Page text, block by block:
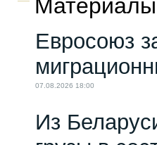
Евросоюз
07.08.2026 18:00
Из